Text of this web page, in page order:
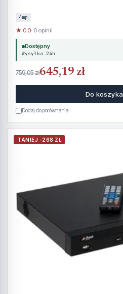
4mp
★ 0.0· 0 opinii
Dostępny
Wysyłka 24h
759,05 zł645,19 zł
Do koszyka
Dodaj do porównania
TANIEJ -268 ZŁ